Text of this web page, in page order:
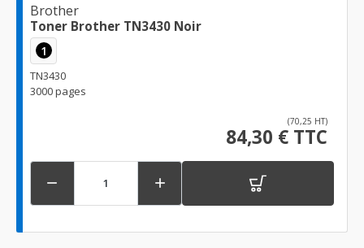
Brother
Toner Brother TN3430 Noir
1
TN3430
3000 pages
(70,25 HT)
84,30 € TTC
 